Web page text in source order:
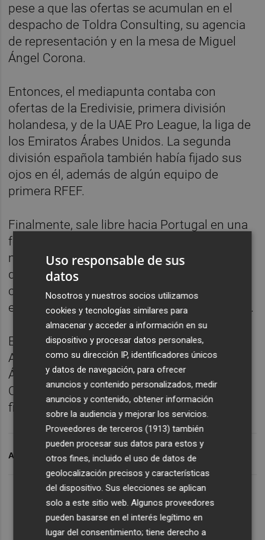
pese a que las ofertas se acumulan en el
despacho de Toldra Consulting, su agencia
de representación y en la mesa de Miguel
Ángel Corona.
Entonces, el mediapunta contaba con
ofertas de la Eredivisie, primera división
holandesa, y de la UAE Pro League, la liga de
los Emiratos Árabes Unidos. La segunda
división española también había fijado sus
ojos en él, además de algún equipo de
primera RFEF.
Finalmente, sale libre hacia Portugal en una
fórmula que suele utilizar el VCF para
muchos de los jugadores jóvenes a los que
descarta para el primer equipo. Su nuevo
club, el FC Arouca, finalizó el curso pasado
en la séptima posición de la liga portuguesa.
En 2019, cuando Gozi contaba con 18 años,
Albert Celades lo convocó para jugar en
Ámsterdam un partido de Liga de
Campeones ante el Ajax, en el que,
finalmente, no participó.
ARCHIVADO EN VALENCIA CF PABLO GOZÁLBEZ
Uso responsable de sus
datos
Nosotros y nuestros socios utilizamos
cookies y tecnologías similares para
almacenar y acceder a información en su
dispositivo y procesar datos personales,
como su dirección IP, identificadores únicos
y datos de navegación, para ofrecer
anuncios y contenido personalizados, medir
anuncios y contenido, obtener información
sobre la audiencia y mejorar los servicios.
Proveedores de terceros (1913) también
pueden procesar sus datos para estos y
otros fines, incluido el uso de datos de
geolocalización precisos y características
del dispositivo. Sus elecciones se aplican
solo a este sitio web. Algunos proveedores
pueden basarse en el interés legítimo en
lugar del consentimiento; tiene derecho a